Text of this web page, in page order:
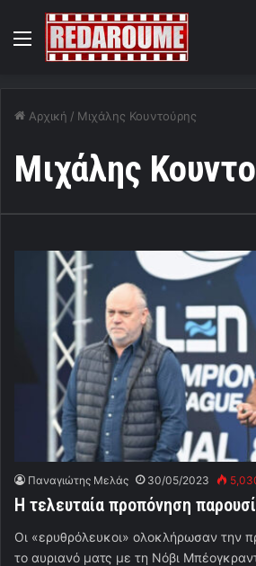
Menu
Αρχική / Μιχάλης Κουντούρης
Μιχάλης
Παναγιώτης Μελάς 30/05/2023
Η τελευταία προπόνηση
Οι «ερυθρόλευκοι» ολοκλήρωσαν την
το αυριανό ματς με τη Νόβι